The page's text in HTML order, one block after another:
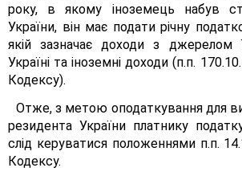
року, в якому іноземець набув
України, він має подати річну
якій зазначає доходи з джерелом
Україні та іноземні доходи (п.п.
Кодексу).
Отже, з метою оподаткування для
резидента України платнику
слід керуватися положеннями п.п.
Кодексу.